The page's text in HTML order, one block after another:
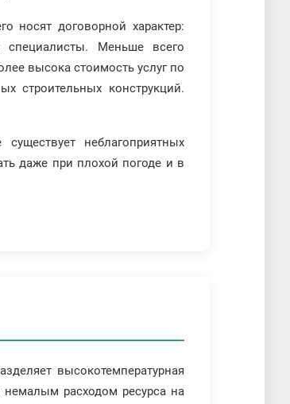
носят договорной характер:
Меньше всего
высока стоимость услуг по
строительных конструкций.
неблагоприятных
даже при плохой погоде и в
высокотемпературная
расходом ресурса на